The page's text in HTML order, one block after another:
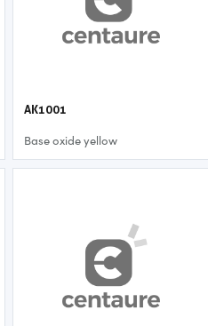
AK1001
Base oxide yellow